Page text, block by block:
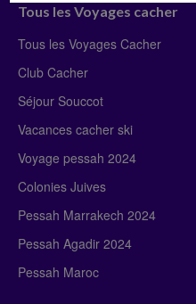
Tous les Voyages cacher
Tous les Voyages Cacher
Club Cacher
Séjour Souccot
Vacances cacher ski
Voyage pessah 2024
Colonies Juives
Pessah Marrakech 2024
Pessah Agadir 2024
Pessah Maroc